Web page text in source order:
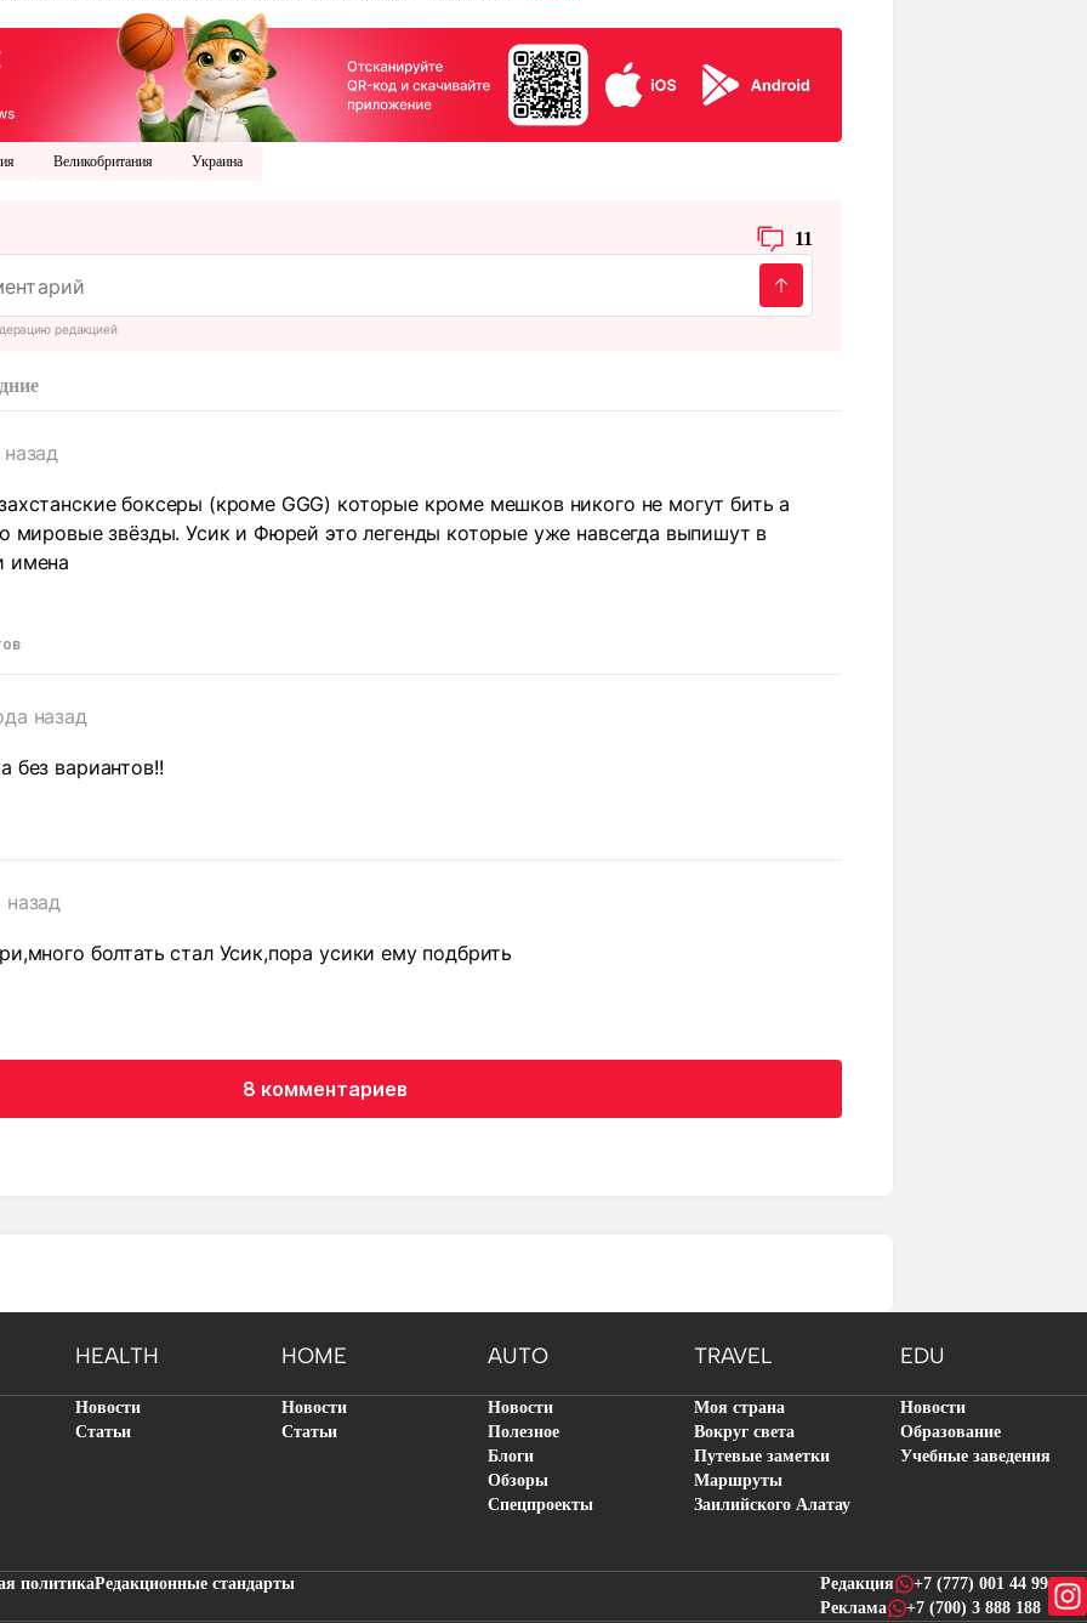
Великобритания Украина
11
редакцией
боксеры (кроме GGG) которые кроме мешков никого не могут бить а
мировые звёзды. Усик и Фюрей это легенды которые уже навсегда выпишут в
имена
назад
без вариантов!!
назад
болтать стал Усик,пора усики ему подбрить
8 комментариев
HEALTH HOME AUTO TRAVEL EDU
Новости
Статьи
Новости
Статьи
Новости
Полезное
Блоги
Обзоры
Спецпроекты
Моя страна
Вокруг света
Путевые заметки
Маршруты
Заилийского Алатау
Новости
Образование
Учебные заведения
политикаРедакционные стандарты Редакция
+7 (777) 001 44 99
Реклама
+7 (700) 3 888 188